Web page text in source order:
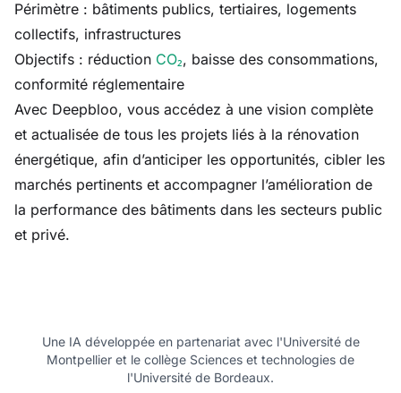
Périmètre : bâtiments publics, tertiaires, logements
collectifs, infrastructures
Objectifs : réduction CO₂, baisse des consommations,
conformité réglementaire
Avec Deepbloo, vous accédez à une vision complète
et actualisée de tous les projets liés à la rénovation
énergétique, afin d’anticiper les opportunités, cibler les
marchés pertinents et accompagner l’amélioration de
la performance des bâtiments dans les secteurs public
et privé.
Une IA développée en partenariat avec l'Université de
Montpellier et le collège Sciences et technologies de
l'Université de Bordeaux.